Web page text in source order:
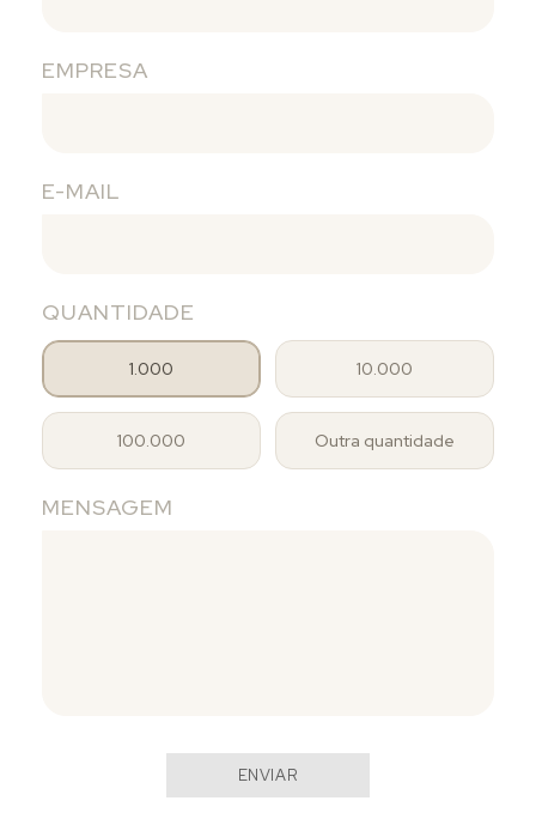
EMPRESA
E-MAIL
QUANTIDADE
1.000 10.000
100.000 Outra quantidade
MENSAGEM
ENVIAR